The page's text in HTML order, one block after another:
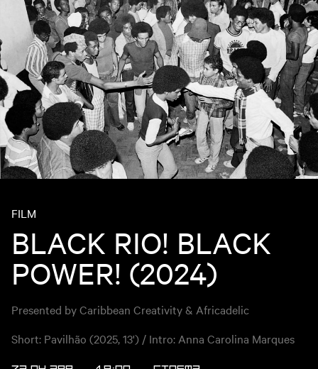
FILM
BLACK RIO! BLACK
POWER! (2024)
Presented by Caribbean Creativity & Africadelic
Short: Pavilhão (2025, 13') / Intro: Anna Carolina Marques